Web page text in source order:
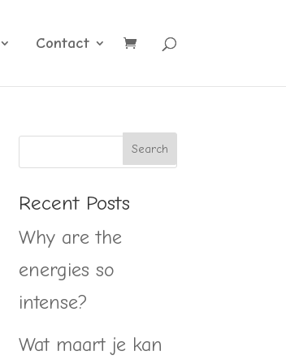
Contact
Recent Posts
Why are the
energies so
intense?
Wat maart je kan